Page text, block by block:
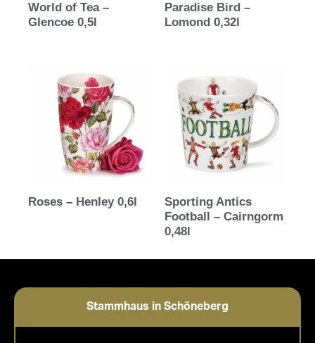
World of Tea –
Glencoe 0,5l
Paradise Bird –
Lomond 0,32l
Roses – Henley 0,6l
Sporting Antics
Football – Cairngorm
0,48l
Stammhaus in Schöneberg